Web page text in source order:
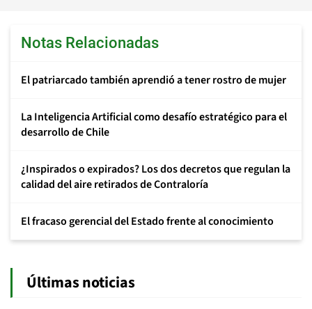
Notas Relacionadas
El patriarcado también aprendió a tener rostro de mujer
La Inteligencia Artificial como desafío estratégico para el
desarrollo de Chile
¿Inspirados o expirados? Los dos decretos que regulan la
calidad del aire retirados de Contraloría
El fracaso gerencial del Estado frente al conocimiento
Últimas noticias